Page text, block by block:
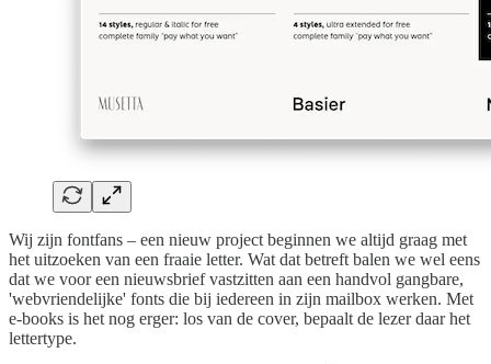
Wij zijn fontfans – een nieuw project beginnen we altijd graag met
het uitzoeken van een fraaie letter. Wat dat betreft balen we wel eens
dat we voor een nieuwsbrief vastzitten aan een handvol gangbare,
'webvriendelijke' fonts die bij iedereen in zijn mailbox werken. Met
e-books is het nog erger: los van de cover, bepaalt de lezer daar het
lettertype.